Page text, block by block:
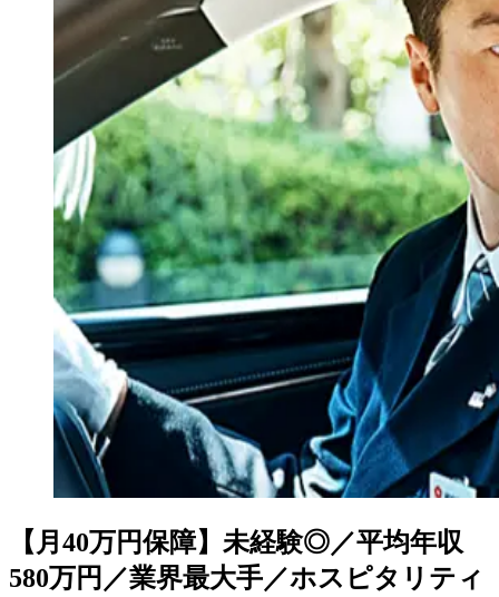
【月40万円保障】未経験◎／平均年収
580万円／業界最大手／ホスピタリティ